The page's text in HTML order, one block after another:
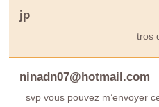
jp
tros
ninadn07@hotmail.com
svp vous pouvez m’envoyer